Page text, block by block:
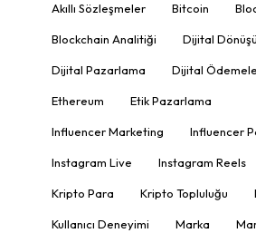
Akıllı Sözleşmeler Bitcoin
Blockchain Analitiği Dijital
Dijital Pazarlama Dijital
Ethereum Etik Pazarlama
Influencer Marketing Influencer
Instagram Live Instagram Reels
Kripto Para Kripto Topluluğu
Kullanıcı Deneyimi Marka